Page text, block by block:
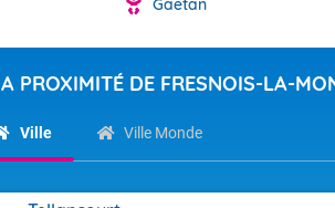
Pour la
Tendance
Gaétan
A PROXIMITÉ DE FRESNOIS-LA-
Ville Ville Monde
Lille : 18/26
Cet après-
Calme,
territoire.
mistral